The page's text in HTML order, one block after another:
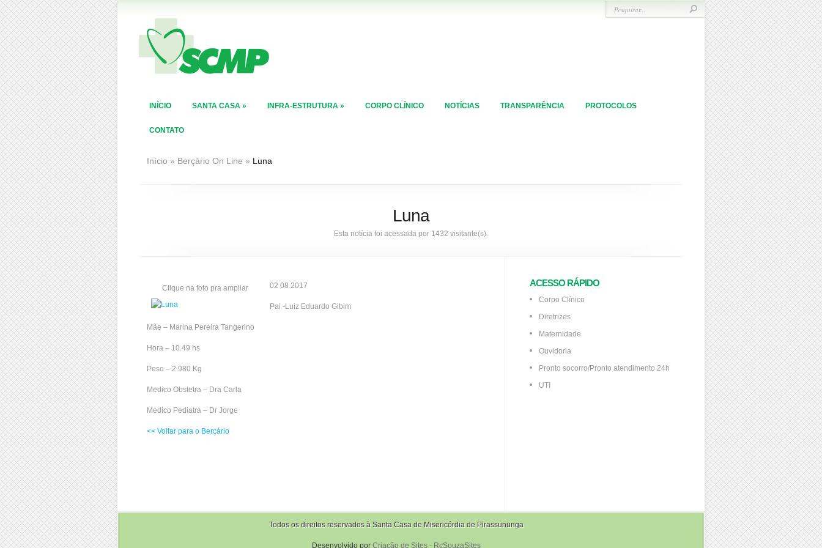
INÍCIO SANTA CASA » INFRA-ESTRUTURA » CORPO CLÍNICO NOTÍCIAS TRANSPARÊNCIA PROTOCOLOS
CONTATO
Início » Berçário On Line » Luna
Luna
Esta notícia foi acessada por 1432 visitante(s).
Clique na foto pra ampliar 02 08 2017
Pai -Luiz Eduardo Gibim
Mãe – Marina Pereira Tangerino
Hora – 10.49 hs
Peso – 2.980 Kg
Medico Obstetra – Dra Carla
Medico Pediatra – Dr Jorge
<< Voltar para o Berçário
ACESSO RÁPIDO
Corpo Clínico
Diretrizes
Maternidade
Ouvidoria
Pronto socorro/Pronto atendimento 24h
UTI
Todos os direitos reservados à Santa Casa de Misericórdia de Pirassununga
Desenvolvido por Criação de Sites - RcSouzaSites